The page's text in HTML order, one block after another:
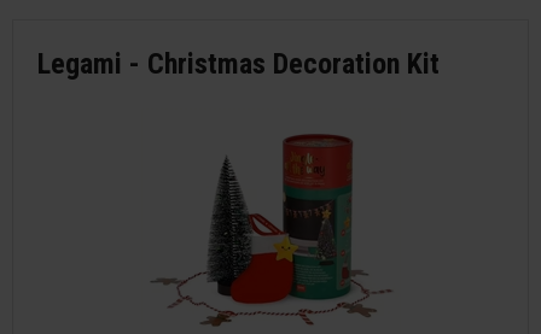
Legami - Christmas Decoration Kit